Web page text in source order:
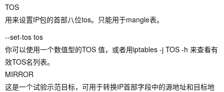
TOS
用来设置IP包的首部八位tos。只能用于mangle表。
--set-tos tos
你可以使用一个数值型的TOS 值，或者用iptables -j TOS -h 来查看有
效TOS名列表。
MIRROR
这是一个试验示范目标，可用于转换IP首部字段中的源地址和目标地